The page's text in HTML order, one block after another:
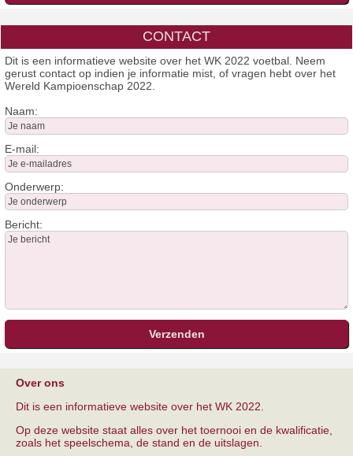
CONTACT
Dit is een informatieve website over het WK 2022 voetbal. Neem
gerust contact op indien je informatie mist, of vragen hebt over het
Wereld Kampioenschap 2022.
Naam:
E-mail:
Onderwerp:
Bericht:
Over ons
Dit is een informatieve website over het WK 2022.
Op deze website staat alles over het toernooi en de kwalificatie,
zoals het speelschema, de stand en de uitslagen.